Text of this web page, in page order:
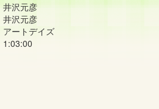
井沢元彦
井沢元彦
アートデイズ
1:03:00